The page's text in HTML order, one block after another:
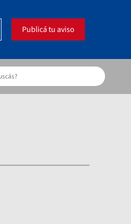
Publicá tu aviso